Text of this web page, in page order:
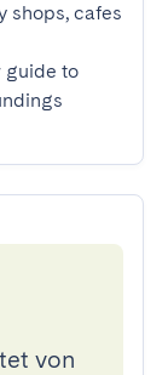
shops, cafes
guide to
von